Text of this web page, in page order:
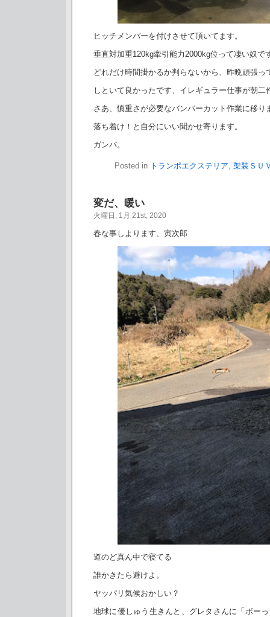
ヒッチメンバーを付けさせて頂いてます。
垂直対加重120kg牽引能力2000kg位って凄い奴で
どれだけ時間掛かるか判らないから、昨晩頑張っ
しといて良かったです、イレギュラー仕事が朝二
さあ、慎重さが必要なバンパーカット作業に移り
落ち着け！と自分にいい聞かせ寄ります。
ガンバ。
Posted in トランポエクステリア 架装ＳＵ
変だ、暖い
火曜日, 1月 21st, 2020
春な事しよります、寅次郎
道のど真ん中で寝てる
誰かきたら避けよ。
ヤッパリ気候おかしい？
地球に優しゅう生きんと、グレタさんに「ボー